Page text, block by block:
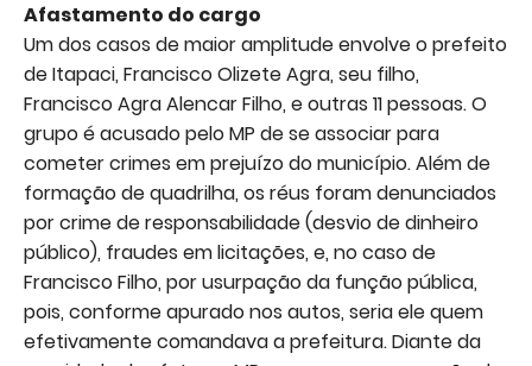
Afastamento do cargo
Um dos casos de maior amplitude envolve o prefeito
de Itapaci, Francisco Olizete Agra, seu filho,
Francisco Agra Alencar Filho, e outras 11 pessoas. O
grupo é acusado pelo MP de se associar para
cometer crimes em prejuízo do município. Além de
formação de quadrilha, os réus foram denunciados
por crime de responsabilidade (desvio de dinheiro
público), fraudes em licitações, e, no caso de
Francisco Filho, por usurpação da função pública,
pois, conforme apurado nos autos, seria ele quem
efetivamente comandava a prefeitura. Diante da